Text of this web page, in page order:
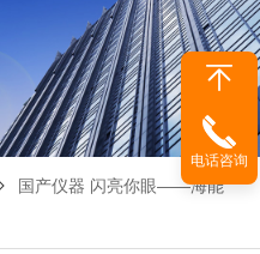
国产仪器 闪亮你眼——海能
电话咨询